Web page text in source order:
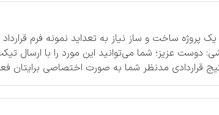
پروژه ساخت و ساز نیاز به تعداید نمونه فرم
دوست عزیز؛ شما می‌توانید این مورد را با ارسال
قراردادی مدنظر شما به صورت اختصاصی برایتان